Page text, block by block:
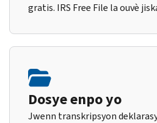
gratis. IRS Free File la ouvè
Dosye enpo yo
Jwenn transkripsyon